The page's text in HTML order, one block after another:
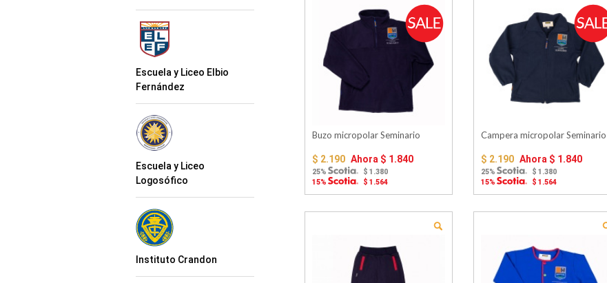
Escuela y Liceo Elbio
Fernández
Escuela y Liceo
Logosófico
Instituto Crandon
Buzo micropolar Seminario
$ 2.190 Ahora $ 1.840
25%
$ 1.380
15%
$ 1.564
Campera micropolar Seminario
$ 2.190 Ahora $ 1.840
25%
$ 1.380
15%
$ 1.564